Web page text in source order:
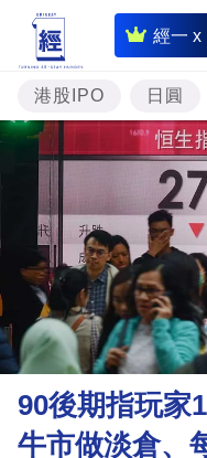
經一 x
即
時
財
經
專
投
資
樓
市
理
財
商
港股IPO 日圓
90後期指玩家
牛市做淡倉、